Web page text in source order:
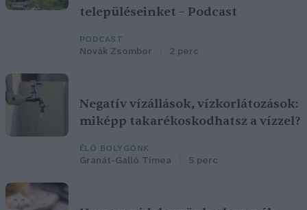
településeinket – Podcast
PODCAST
Novák Zsombor 2 perc
Negatív vízállások, vízkorlátozások:
miképp takarékoskodhatsz a vízzel?
ÉLŐ BOLYGÓNK
Granát-Galló Tímea 5 perc